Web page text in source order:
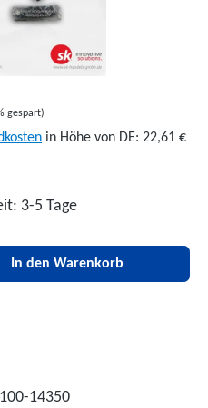
gespart)
in Höhe von DE: 22,61 €
3-5 Tage
gewünschten Wert
In den Warenkorb
14350